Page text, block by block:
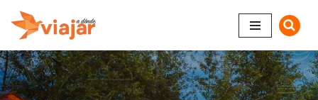
Saltar
al
contenido